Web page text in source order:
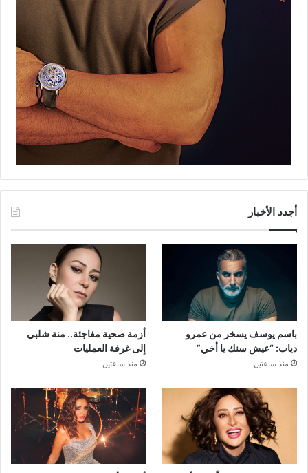
أجدد الأخبار
باسم يوسف يسخر من عمرو
دياب: “عيش سنك يا أخي”
منذ ساعتين
أزمة صحية مفاجئة.. منة شلبي
إلى غرفة العمليات
منذ ساعتين